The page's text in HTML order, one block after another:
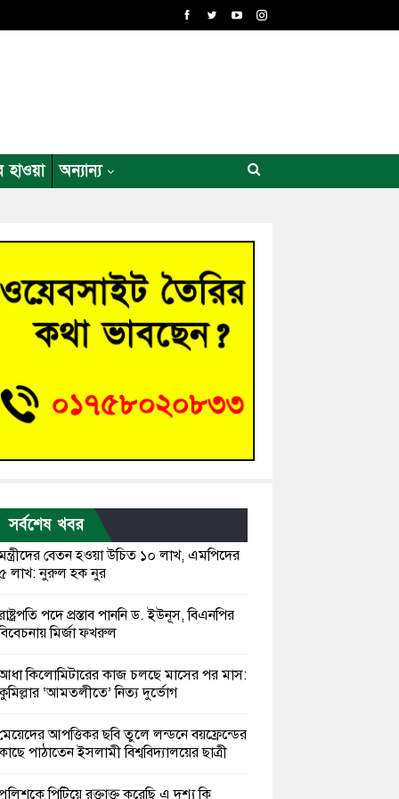
হাওয়া অন্যান্য
সর্বশেষ খবর
বেতন হওয়া উচিত ১০ লাখ, এমপিদের
লাখ: নুরুল হক নুর
পদে প্রস্তাব পাননি ড. ইউনূস, বিএনপির
মির্জা ফখরুল
কিলোমিটারের কাজ চলছে মাসের পর মাস:
‘আমতলীতে’ নিত্য দুর্ভোগ
আপত্তিকর ছবি তুলে লন্ডনে বয়ফ্রেন্ডের
পাঠাতেন ইসলামী বিশ্ববিদ্যালয়ের ছাত্রী
পিটিয়ে রক্তাক্ত করেছি এ দৃশ্য কি